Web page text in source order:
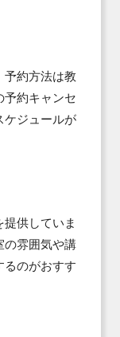
予約方法は教
予約キャンセ
ケジュールが
供していま
の雰囲気や講
るのがおすす